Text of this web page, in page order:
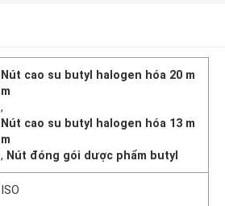
Nút cao su butyl halogen hóa 20 m
m
,
Nút cao su butyl halogen hóa 13 m
m
, Nút đóng gói dược phẩm butyl
ISO